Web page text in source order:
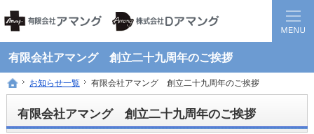
有限会社アマング 創立二十九周年のご挨拶
静岡県西部地方の地域医療を担う調剤保険薬局グループです。
患者様と医療機関の間に入り、地域全体の健康に貢献する薬局を目指して
ホーム
お知らせ一覧 有限会社アマング 創立二十九周年のご挨拶
有限会社アマング 創立二十九周年のご挨拶
ホーム
お知らせ一覧 有限会社アマング 創立二十九周年のご挨拶